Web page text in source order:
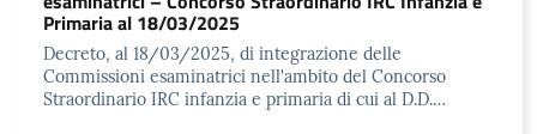
Primaria al 18/03/2025
Decreto, al 18/03/2025, di integrazione delle
Commissioni esaminatrici nell'ambito del Concorso
Straordinario IRC infanzia e primaria di cui al D.D.…